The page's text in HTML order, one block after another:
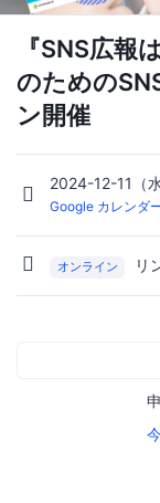
『SNS広報
のための
ン開催
2024-12-11（
Google カレンダ
オンライン リ